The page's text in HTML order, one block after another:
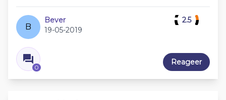
B
Bever
19-05-2019
0
2.5
Reageer